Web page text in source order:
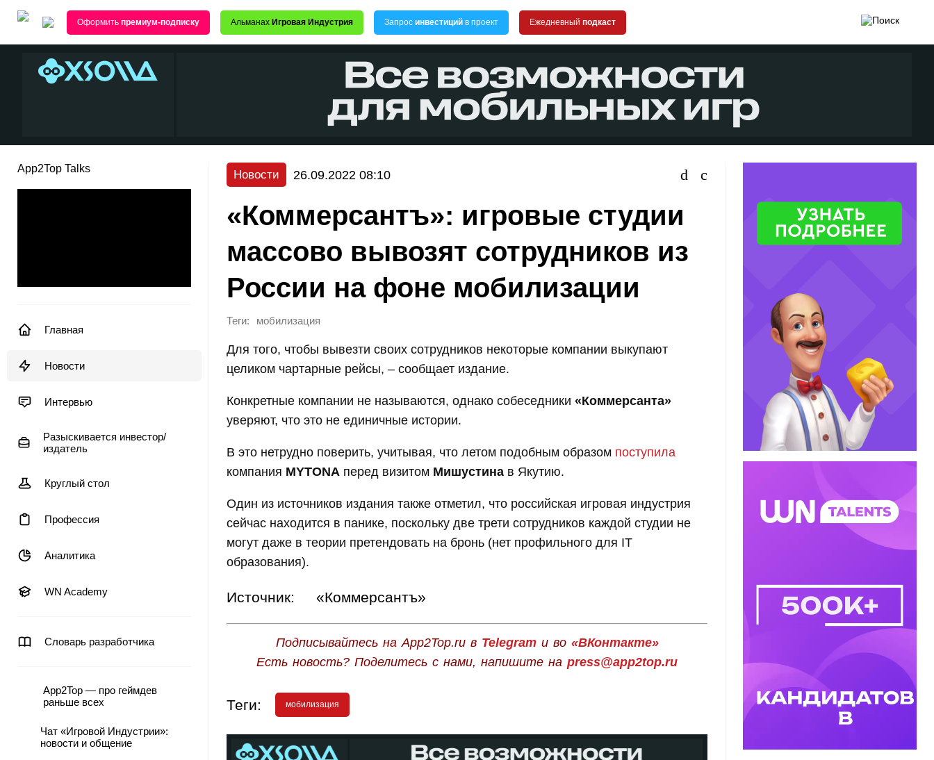
Оформить премиум-подписку Альманах Игровая Индустрия Запрос инвестиций в проект Ежедневный подкаст
App2Top Talks
Главная
Новости
Интервью
Разыскивается инвестор/
издатель
Круглый стол
Профессия
Аналитика
WN Academy
Словарь разработчика
App2Top — про геймдев
раньше всех
Чат «Игровой Индустрии»:
новости и общение
Новости 26.09.2022 08:10
«Коммерсантъ»: игровые студии
массово вывозят сотрудников из
России на фоне мобилизации
Теги: мобилизация
Для того, чтобы вывезти своих сотрудников некоторые компании выкупают
целиком чартарные рейсы, – сообщает издание.
Конкретные компании не называются, однако собеседники «Коммерсанта»
уверяют, что это не единичные истории.
В это нетрудно поверить, учитывая, что летом подобным образом поступила
компания MYTONA перед визитом Мишустина в Якутию.
Один из источников издания также отметил, что российская игровая индустрия
сейчас находится в панике, поскольку две трети сотрудников каждой студии не
могут даже в теории претендовать на бронь (нет профильного для IT
образования).
Источник: «Коммерсантъ»
Подписывайтесь на App2Top.ru в Telegramи во «ВКонтакте»
Есть новость? Поделитесь с нами, напишите на press@app2top.ru
Теги: мобилизация